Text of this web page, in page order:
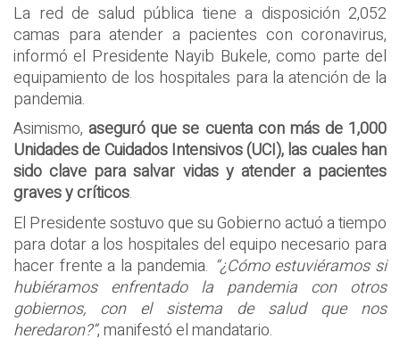
La red de salud pública tiene a disposición 2,052
camas para atender a pacientes con coronavirus,
informó el Presidente Nayib Bukele, como parte del
equipamiento de los hospitales para la atención de la
pandemia.
Asimismo,aseguró que se cuenta con más de 1,000
Unidades de Cuidados Intensivos (UCI), las cuales han
sido clave para salvar vidas y atender a pacientes
graves y críticos.
El Presidente sostuvo que su Gobierno actuó a tiempo
para dotar a los hospitales del equipo necesario para
hacer frente a la pandemia. “¿Cómo estuviéramos si
hubiéramos enfrentado la pandemia con otros
gobiernos, con el sistema de salud que nos
heredaron?”, manifestó el mandatario.